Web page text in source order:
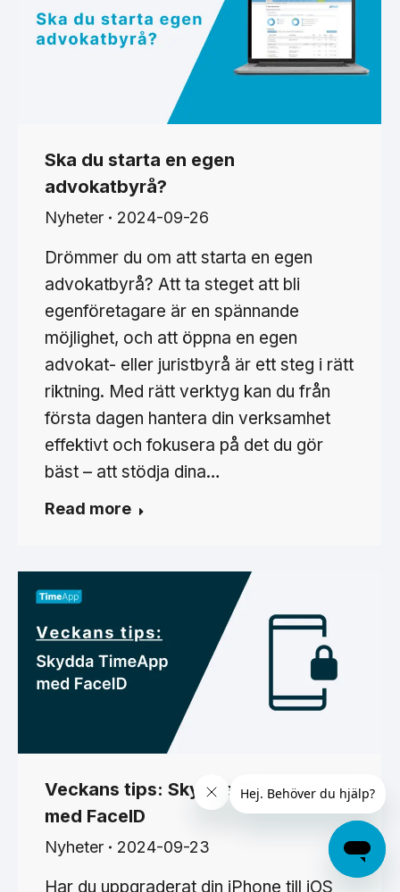
Ska du starta en egen
advokatbyrå?
Nyheter 2024-09-26
Drömmer du om att starta en egen
advokatbyrå? Att ta steget att bli
egenföretagare är en spännande
möjlighet, och att öppna en egen
advokat- eller juristbyrå är ett steg i rätt
riktning. Med rätt verktyg kan du från
första dagen hantera din verksamhet
effektivt och fokusera på det du gör
bäst – att stödja dina…
Read more
Veckans tips: Skydda TimeApp
med FaceID
Nyheter 2024-09-23
Har du uppgraderat din iPhone till iOS